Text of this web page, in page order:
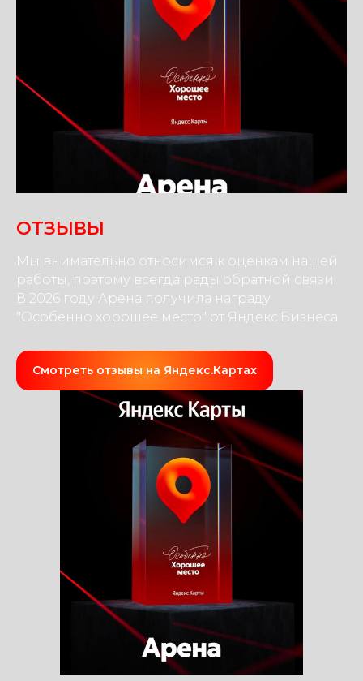
ОТЗЫВЫ
Мы внимательно относимся к оценкам нашей
работы, поэтому всегда рады обратной связи.
В 2026 году Арена получила награду
"Особенно хорошее место" от Яндекс.Бизнеса
Смотреть отзывы на Яндекс.Картах